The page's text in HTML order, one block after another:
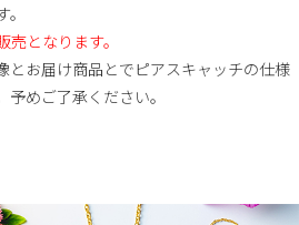
となります。
お届け商品とでピアスキャッチの仕様
めご了承ください。